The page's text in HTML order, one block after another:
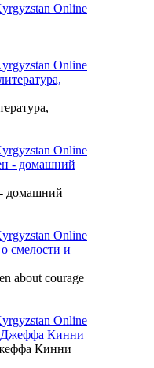
Online
Online
Online
- домашний
домашний
Online
смелости и
about courage
Online
Джеффа Кинни
Кинни